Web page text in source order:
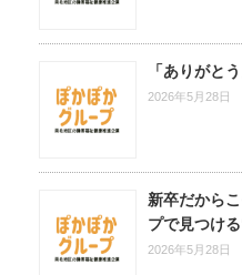
「ありがと
2026年5月28日
新卒だから
プで見つけ
2026年5月28日